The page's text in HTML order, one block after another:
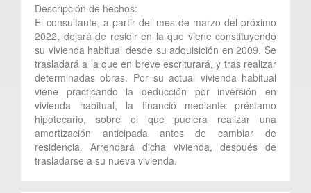
Descripción de hechos:
El consultante, a partir del mes de marzo del próximo
2022, dejará de residir en la que viene constituyendo
su vivienda habitual desde su adquisición en 2009. Se
trasladará a la que en breve escriturará, y tras realizar
determinadas obras. Por su actual vivienda habitual
viene practicando la deducción por inversión en
vivienda habitual, la financió mediante préstamo
hipotecario, sobre el que pudiera realizar una
amortización anticipada antes de cambiar de
residencia. Arrendará dicha vivienda, después de
trasladarse a su nueva vivienda.